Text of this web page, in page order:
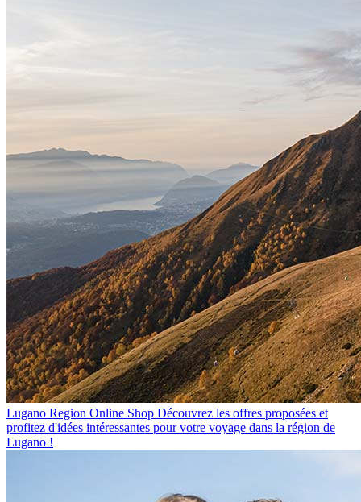
Lugano Region Online Shop Découvrez les offres proposées et
profitez d'idées intéressantes pour votre voyage dans la région de
Lugano !